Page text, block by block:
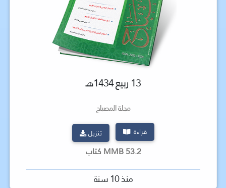
13 ربيع 1434هـ
مجلة المصباح
قراءة تنزيل
53.2 MMB كتاب
منذ 10 سنة